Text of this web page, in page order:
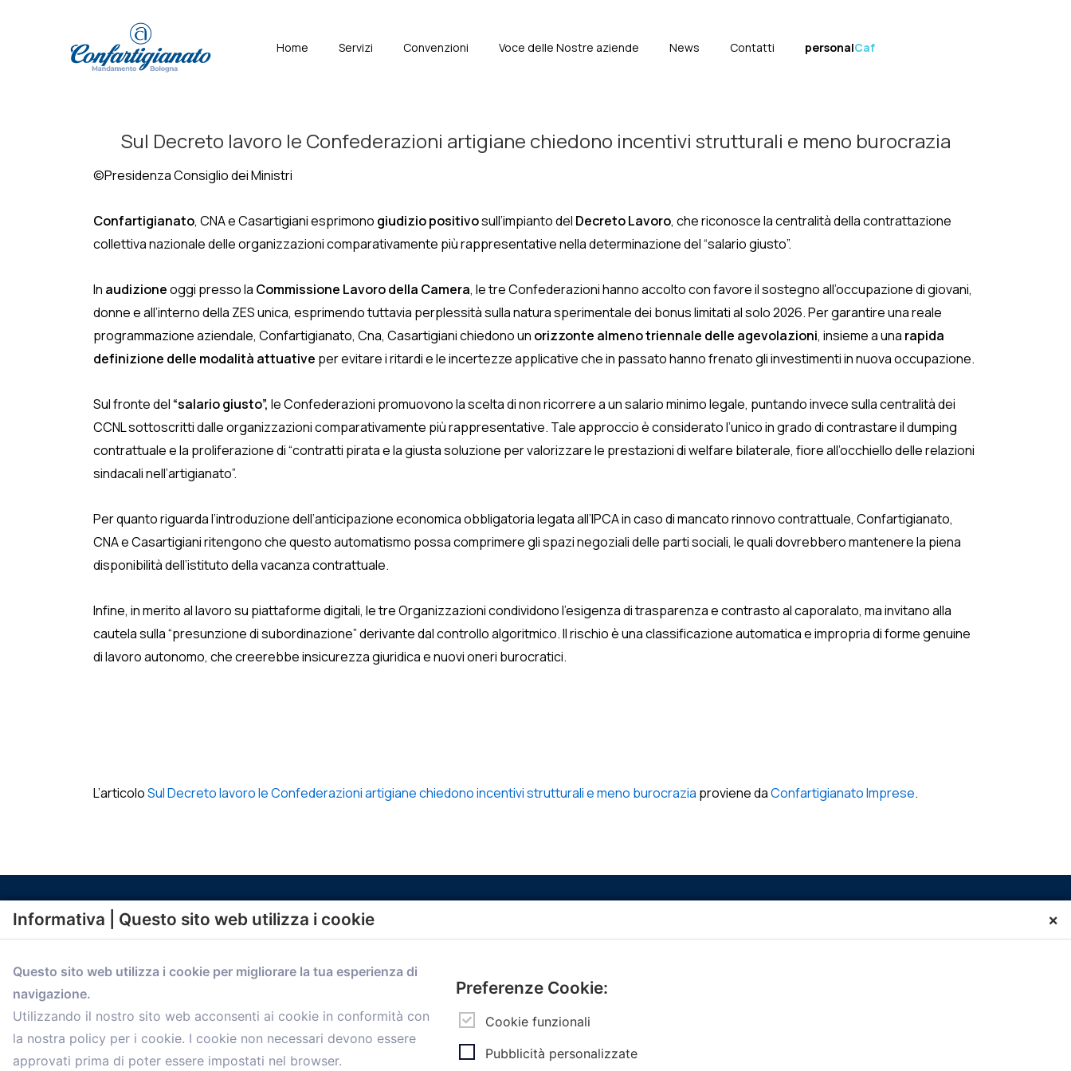
Menù
Home Servizi Convenzioni Voce delle Nostre aziende News Contatti personalCaf
Sul Decreto lavoro le Confederazioni artigiane chiedono incentivi strutturali e meno burocrazia
©Presidenza Consiglio dei Ministri
Confartigianato, CNA e Casartigiani esprimono giudizio positivosull’impianto del Decreto Lavoro, che riconosce la centralità della contrattazione
collettiva nazionale delle organizzazioni comparativamente più rappresentative nella determinazione del “salario giusto”.
In audizioneoggi presso la Commissione Lavoro della Camera, le tre Confederazioni hanno accolto con favore il sostegno all’occupazione di giovani,
donne e all’interno della ZES unica, esprimendo tuttavia perplessità sulla natura sperimentale dei bonus limitati al solo 2026. Per garantire una reale
programmazione aziendale, Confartigianato, Cna, Casartigiani chiedono un orizzonte almeno triennale delle agevolazioni, insieme a una rapida
definizione delle modalità attuative per evitare i ritardi e le incertezze applicative che in passato hanno frenato gli investimenti in nuova occupazione.
Sul fronte del “salario giusto”, le Confederazioni promuovono la scelta di non ricorrere a un salario minimo legale, puntando invece sulla centralità dei
CCNL sottoscritti dalle organizzazioni comparativamente più rappresentative. Tale approccio è considerato l’unico in grado di contrastare il dumping
contrattuale e la proliferazione di “contratti pirata e la giusta soluzione per valorizzare le prestazioni di welfare bilaterale, fiore all’occhiello delle relazioni
sindacali nell’artigianato”.
Per quanto riguarda l’introduzione dell’anticipazione economica obbligatoria legata all’IPCA in caso di mancato rinnovo contrattuale, Confartigianato,
CNA e Casartigiani ritengono che questo automatismo possa comprimere gli spazi negoziali delle parti sociali, le quali dovrebbero mantenere la piena
disponibilità dell’istituto della vacanza contrattuale.
Infine, in merito al lavoro su piattaforme digitali, le tre Organizzazioni condividono l’esigenza di trasparenza e contrasto al caporalato, ma invitano alla
cautela sulla “presunzione di subordinazione” derivante dal controllo algoritmico. Il rischio è una classificazione automatica e impropria di forme genuine
di lavoro autonomo, che creerebbe insicurezza giuridica e nuovi oneri burocratici.
L’articoloSul Decreto lavoro le Confederazioni artigiane chiedono incentivi strutturali e meno burocrazia proviene daConfartigianato Imprese.
comunicazione@confartigianato.bo.it
Menù
Home
Servizi
Convenzioni
Informazioni Ex L. 124/2017
Informativa | Questo sito web utilizza i cookie ×
Questo sito web utilizza i cookie per migliorare la tua esperienza di
navigazione.
Utilizzando il nostro sito web acconsenti ai cookie in conformità con
la nostra policy per i cookie. I cookie non necessari devono essere
approvati prima di poter essere impostati nel browser.
Preferenze Cookie:
Cookie funzionali
Pubblicità personalizzate